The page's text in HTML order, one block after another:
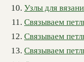
Узлы для
Связываем
Связываем
Связываем